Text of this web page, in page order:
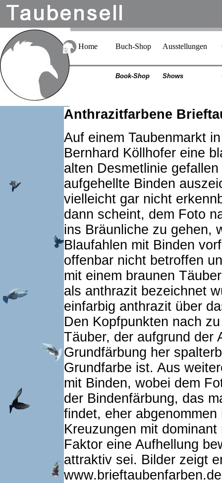
Home Buch-Shop Ausstellungen
Book-Shop Shows
Anthrazitfarbene
Auf einem Taubenmarkt
Bernhard Köllhofer eine
alten Desmetlinie
aufgehellte Binden
vielleicht gar nicht
dann scheint, dem Foto
ins Bräunliche zu gehen,
Blaufahlen mit Binden
offenbar nicht betroffen
mit einem braunen
als anthrazit bezeichnet
einfarbig anthrazit über
Den Kopfpunkten nach
Täuber, der aufgrund der
Grundfärbung her
Grundfarbe ist. Aus
mit Binden, wobei dem
der Bindenfärbung, das
findet, eher
Kreuzungen mit
Faktor eine Aufhellung
attraktiv sei. Bilder zeigt